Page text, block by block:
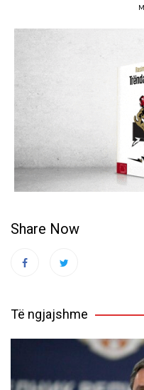
Share Now
Të ngjajshme